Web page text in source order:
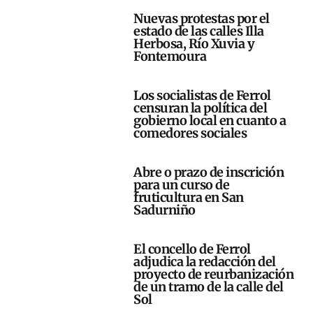
Nuevas protestas por el
estado de las calles Illa
Herbosa, Río Xuvia y
Fontemoura
Los socialistas de Ferrol
censuran la política del
gobierno local en cuanto a
comedores sociales
Abre o prazo de inscrición
para un curso de
fruticultura en San
Sadurniño
El concello de Ferrol
adjudica la redacción del
proyecto de reurbanización
de un tramo de la calle del
Sol